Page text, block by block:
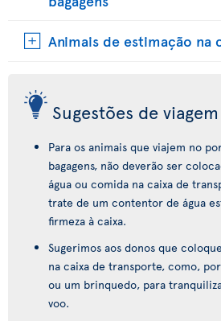
Animais de estimação na
Sugestões de viagem
Para os animais que viajem no
bagagens, não deverão ser
água ou comida na caixa de
trate de um contentor de água
firmeza à caixa.
Sugerimos aos donos que
na caixa de transporte, como,
ou um brinquedo, para
voo.